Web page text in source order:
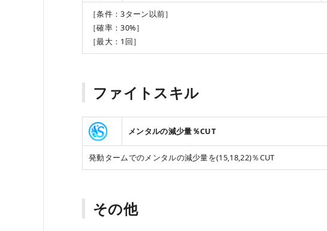
［条件：3ターン以前］
［確率：30%］
［最大：1回］
ファイトスキル
メンタルの減少量％CUT
発動タームでのメンタルの減少量を(15,18,22)％CUT
その他